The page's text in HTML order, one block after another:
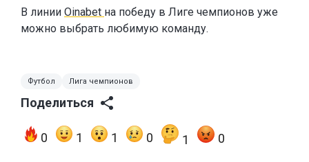
В линии Oinabet на победу в Лиге чемпионов уже
можно выбрать любимую команду.
Футбол Лига чемпионов
Поделиться
0 1 1 0 1 0